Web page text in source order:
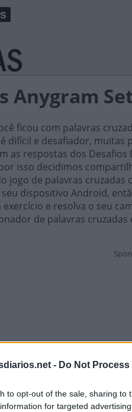
- Do Not
to opt-out of the sale, sharing
for targeted
Anygram
ficou com palavras
difícil e desafiador, muitas
as respostas dos
isso decidimos
jogo de palavras cruzadas
dispositivo Android,
e resolva o seu
de palavras